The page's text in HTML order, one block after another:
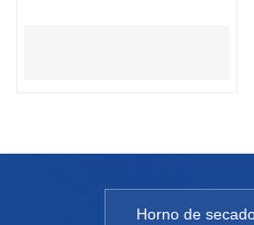
Horno de